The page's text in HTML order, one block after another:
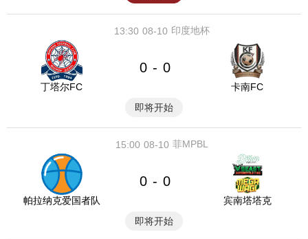
08-10
13:30 印度地杯
丁塔尔FC
0 - 0
卡南FC
即将开始
08-10
15:00 菲MPBL
帕拉纳克爱国者队
0 - 0
宾南塔塔克
即将开始